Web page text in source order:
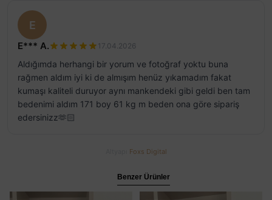
E
E*** A. 17.04.2026
Aldığımda herhangi bir yorum ve fotoğraf yoktu buna
rağmen aldım iyi ki de almışım henüz yıkamadım fakat
kumaşı kaliteli duruyor aynı mankendeki gibi geldi ben tam
bedenimi aldım 171 boy 61 kg m beden ona göre sipariş
edersinizz🫶🏻
Foxs Digital
Benzer Ürünler